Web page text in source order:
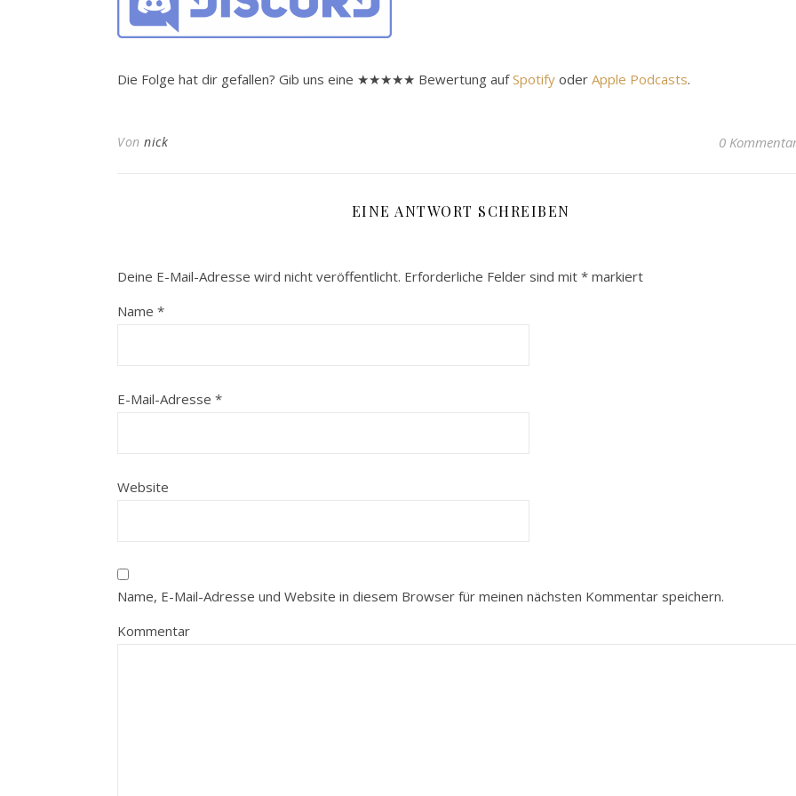
Die Folge hat dir gefallen? Gib uns eine ★★★★★ Bewertung aufSpotify oder Apple Podcasts.
Von nick 0
EINE ANTWORT SCHREIBEN
Deine E-Mail-Adresse wird nicht veröffentlicht. Erforderliche Felder sind mit * markiert
Name *
E-Mail-Adresse *
Website
Name, E-Mail-Adresse und Website in diesem Browser für meinen nächsten Kommentar speichern.
Kommentar